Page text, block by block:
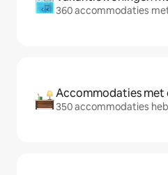
360 accommodaties
Accommodaties met
350 accommodaties